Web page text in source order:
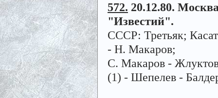
572. 20.12.80.
"Известий".
СССР: Третьяк;
- Н. Макаров;
С. Макаров -
(1) - Шепелев -